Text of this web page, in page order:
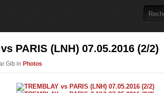
PARIS (LNH) 07.05.2016 (2/2)
Gib in Photos